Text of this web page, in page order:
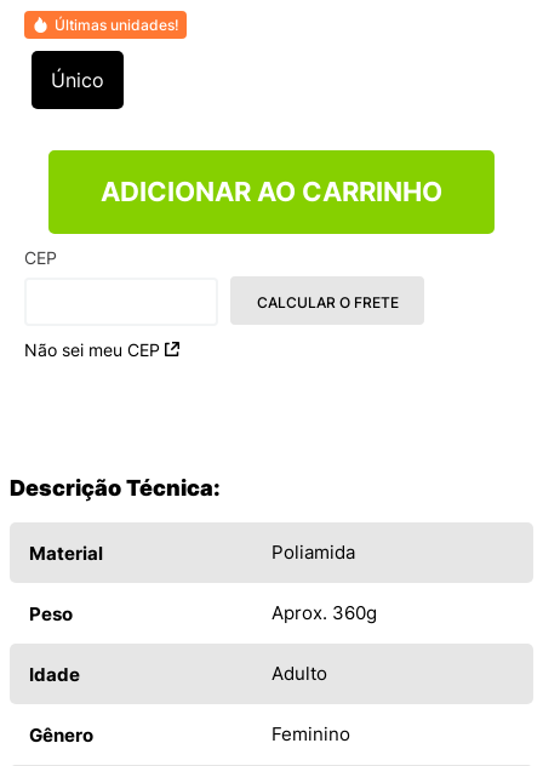
Últimas unidades!
Único
ADICIONAR AO CARRINHO
CEP
Não sei meu CEP
CALCULAR O FRETE
Descrição Técnica:
Material Poliamida
Peso Aprox. 360g
Idade Adulto
Gênero Feminino
9º
NEW 530
10º VEJA COUNTRY